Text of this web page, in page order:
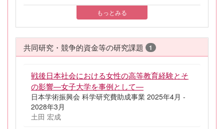
もっとみる
共同研究・競争的資金等の研究課題 1
戦後日本社会における女性の高等教育経験とそ
の影響―女子大学を事例として―
日本学術振興会 科学研究費助成事業 2025年4月 -
2028年3月
土田 宏成